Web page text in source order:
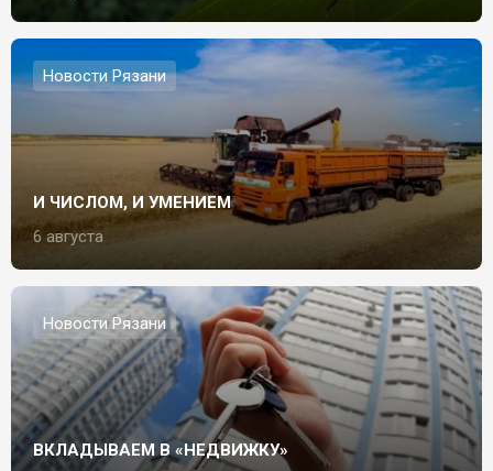
Новости Рязани
И ЧИСЛОМ, И УМЕНИЕМ
6 августа
Новости Рязани
ВКЛАДЫВАЕМ В «НЕДВИЖКУ»